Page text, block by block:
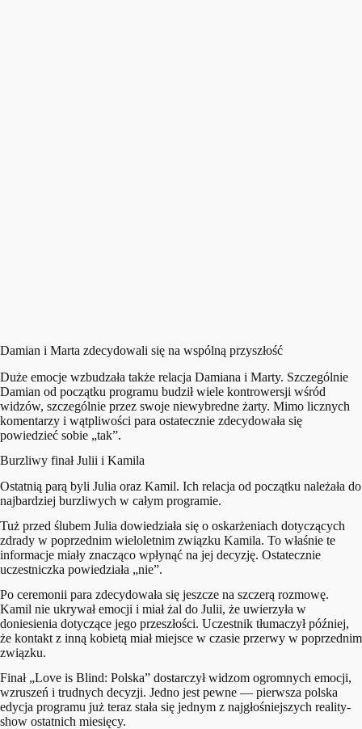
Damian i Marta zdecydowali się na wspólną przyszłość
Duże emocje wzbudzała także relacja Damiana i Marty. Szczególnie
Damian od początku programu budził wiele kontrowersji wśród
widzów, szczególnie przez swoje niewybredne żarty. Mimo licznych
komentarzy i wątpliwości para ostatecznie zdecydowała się
powiedzieć sobie „tak”.
Burzliwy finał Julii i Kamila
Ostatnią parą byli Julia oraz Kamil. Ich relacja od początku należała do
najbardziej burzliwych w całym programie.
Tuż przed ślubem Julia dowiedziała się o oskarżeniach dotyczących
zdrady w poprzednim wieloletnim związku Kamila. To właśnie te
informacje miały znacząco wpłynąć na jej decyzję. Ostatecznie
uczestniczka powiedziała „nie”.
Po ceremonii para zdecydowała się jeszcze na szczerą rozmowę.
Kamil nie ukrywał emocji i miał żal do Julii, że uwierzyła w
doniesienia dotyczące jego przeszłości. Uczestnik tłumaczył później,
że kontakt z inną kobietą miał miejsce w czasie przerwy w poprzednim
związku.
Finał „Love is Blind: Polska” dostarczył widzom ogromnych emocji,
wzruszeń i trudnych decyzji. Jedno jest pewne — pierwsza polska
edycja programu już teraz stała się jednym z najgłośniejszych reality-
show ostatnich miesięcy.